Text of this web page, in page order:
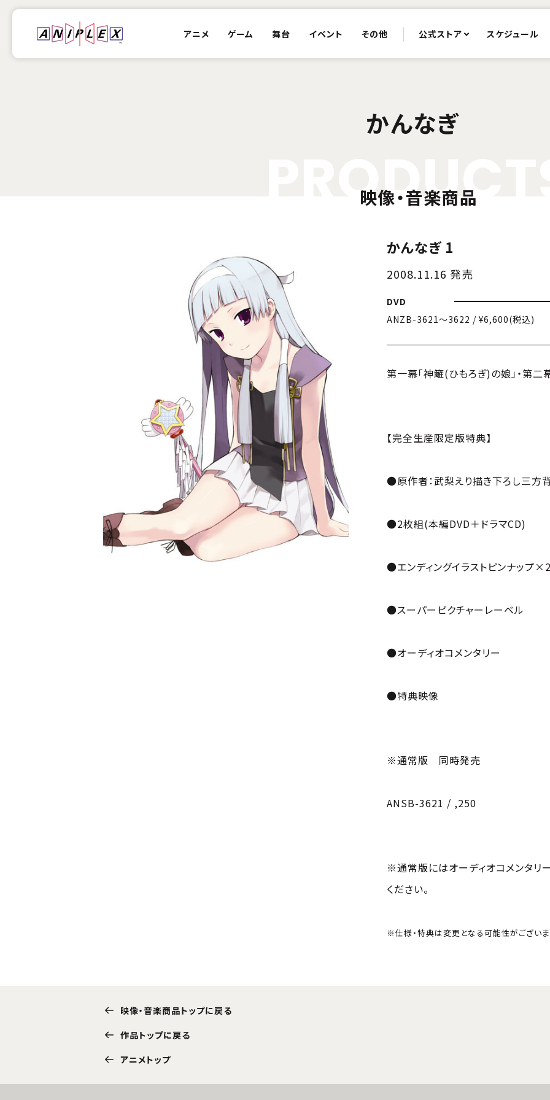
アニメ ゲーム 舞台 イベント その他 公式ストア スケジュール
かんなぎ
ODUC
映像・音楽商品
かんなぎ 1
2008.11.16 発売
DVD
ANZB-3621〜3622 / ¥6,600(税込)
第一幕「神籬(ひもろぎ)の娘」・第二
【完全生産限定版特典】
●原作者：武梨えり描き下ろし三方
●2枚組(本編DVD＋ドラマCD)
●エンディングイラストピンナップ
●スーパーピクチャーレーベル
●オーディオコメンタリー
●特典映像
※通常版 同時発売
ANSB-3621 / ,250
※通常版にはオーディオコメンタリ
ください。
※仕様・特典は変更となる可能性がございま
映像・音楽商品トップに戻る
作品トップに戻る
アニメトップ